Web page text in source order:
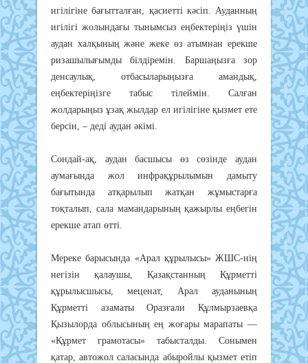
игілігіне бағытталған, қасиетті кәсіп. Ауданның
игілігі жолындағы тынымсыз еңбектеріңіз үшін
аудан халқының және жеке өз атымнан ерекше
ризашылығымды білдіремін. Баршаңызға зор
денсаулық, отбасыларыңызға амандық,
еңбектеріңізге табыс тілеймін. Салған
жолдарыңыз ұзақ жылдар ел игілігіне қызмет ете
берсін, – деді аудан әкімі.
Сондай-ақ, аудан басшысы өз сөзінде аудан
аумағында жол инфрақұрылымын дамыту
бағытында атқарылып жатқан жұмыстарға
тоқталып, сала мамандарының қажырлы еңбегін
ерекше атап өтті.
Мереке барысында «Арал құрылысы» ЖШС-нің
негізін қалаушы, Қазақстанның Құрметті
құрылысшысы, меценат, Арал ауданының
Құрметті азаматы Оразғали Құлмырзаевқа
Қызылорда облысының ең жоғары марапаты —
«Құрмет грамотасы» табысталды. Сонымен
қатар, автожол саласында абыройлы қызмет етіп